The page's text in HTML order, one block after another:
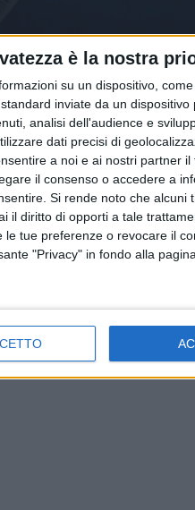
è la nostra
su un dispositivo,
inviate da un dispositivo
analisi dell'audience e
dati precisi di
a noi e ai nostri partner
il consenso o accedere a
Si rende noto che alcuni
il diritto di opporti a tale
tue preferenze o revocare il
"Privacy" in fondo alla